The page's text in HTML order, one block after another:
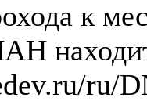
к
ru/